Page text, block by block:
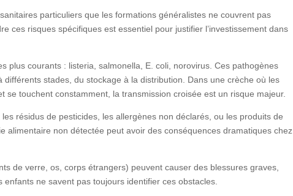
particuliers que les formations généralistes ne couvrent pas
ces risques spécifiques est essentiel pour justifier l’investissement dans
plus courants : listeria, salmonella, E. coli, norovirus. Ces pathogènes
différents stades, du stockage à la distribution. Dans une crèche où les
se touchent constamment, la transmission croisée est un risque majeur.
les résidus de pesticides, les allergènes non déclarés, ou les produits de
alimentaire non détectée peut avoir des conséquences dramatiques chez
de verre, os, corps étrangers) peuvent causer des blessures graves,
ne savent pas toujours identifier ces obstacles.